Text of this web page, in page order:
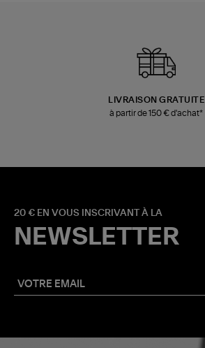
LIVRAISON GRATUITE
à partir de 150 € d'achat*
20 € EN VOUS INSCRIVANT À LA
NEWSLETTER